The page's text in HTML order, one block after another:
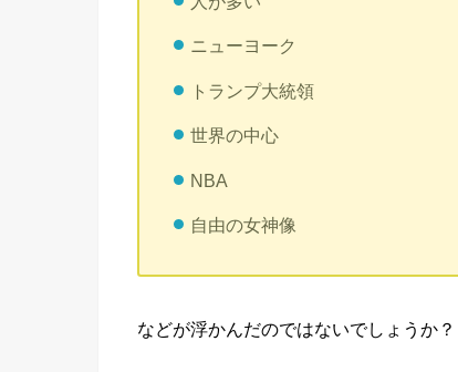
ニューヨーク
トランプ大統領
世界の中心
NBA
自由の女神像
などが浮かんだのではないでしょうか？